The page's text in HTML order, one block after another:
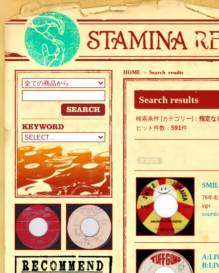
HOME > Search results
Search results
検索条件 [カテゴリー]： 指定な
ヒット件数： 591件
76年
vg+
sound♪